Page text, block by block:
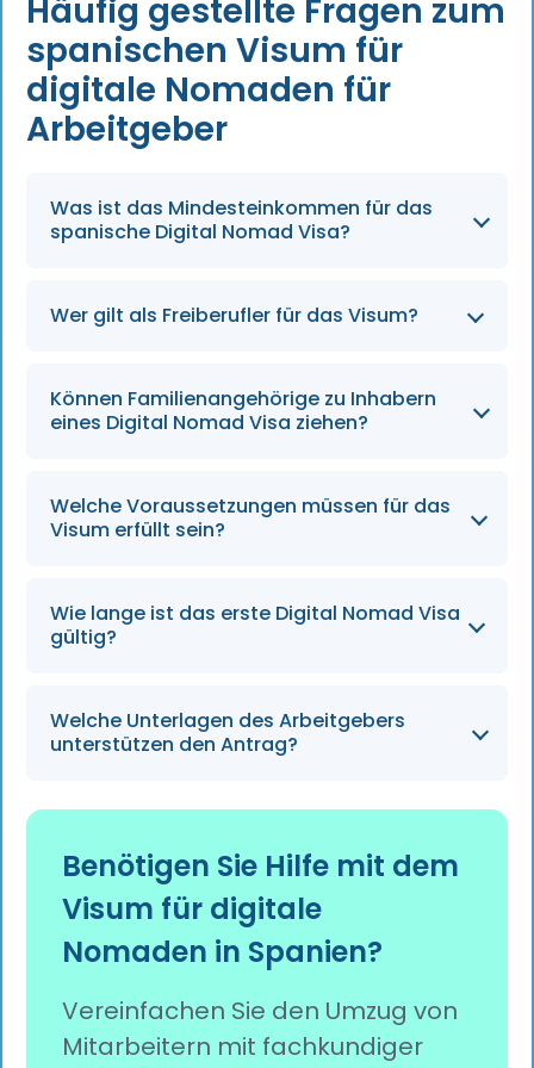
Häufig gestellte Fragen zum
spanischen Visum für
digitale Nomaden für
Arbeitgeber
Was ist das Mindesteinkommen für das
spanische Digital Nomad Visa?
2.268 € monatlich (200 % des Mindestlohns).
Wer gilt als Freiberufler für das Visum?
Personen, deren Einkommen zu mehr als 80 %
aus nicht spanischen Quellen stammt.
Können Familienangehörige zu Inhabern
eines Digital Nomad Visa ziehen?
Ja, Ehepartner/Lebenspartner,
unterhaltsberechtigte Kinder und
Welche Voraussetzungen müssen für das
Visum erfüllt sein?
Hochschulabschluss oder mindestens 3 Jahre
Berufserfahrung.
Wie lange ist das erste Digital Nomad Visa
gültig?
Bis zu 3 Jahre, mit Verlängerungen um jeweils
2 Jahre.
Welche Unterlagen des Arbeitgebers
unterstützen den Antrag?
Bestätigung der Fernarbeit,
Beschäftigungsnachweis für mindestens 3
Monate, Angaben zu Position/Vergütung.
Benötigen Sie Hilfe mit dem
Visum für digitale
Nomaden in Spanien?
Vereinfachen Sie den Umzug von
Mitarbeitern mit fachkundiger